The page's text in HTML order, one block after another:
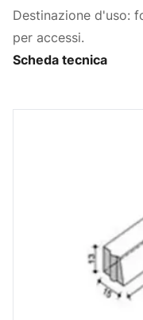
Destinazione d'uso:
per accessi.
Scheda tecnica